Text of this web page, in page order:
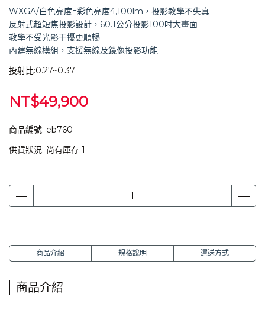
WXGA/白色亮度=彩色亮度4,100lm，投影教學不失真
反射式超短焦投影設計，60.1公分投影100吋大畫面
教學不受光影干擾更順暢
內建無線模組，支援無線及鏡像投影功能
投射比:0.27~0.37
NT$49,900
商品編號: eb760
供貨狀況: 尚有庫存 1
商品介紹 規格說明 運送方式
商品介紹